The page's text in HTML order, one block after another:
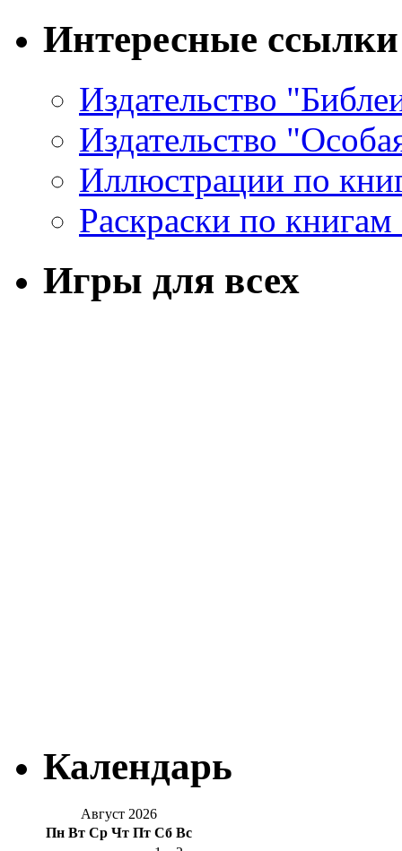
Интересные ссылки
Издательство
Издательство
Иллюстрации по
Раскраски по
Игры для всех
Календарь
Август 2026
Пн Вт Ср Чт Пт Сб Вс